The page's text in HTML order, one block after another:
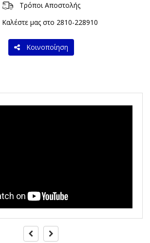
Τρόποι Αποστολής
Καλέστε μας στο 2810-228910
Κοινοποίηση